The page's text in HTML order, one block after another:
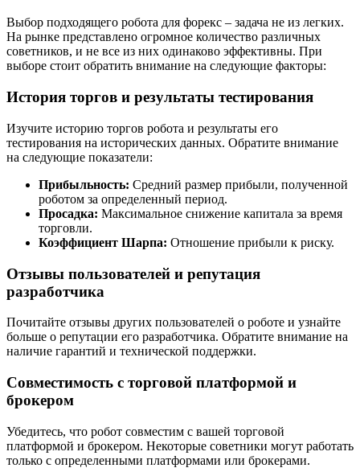
Выбор подходящего робота для форекс – задача не из легких.
На рынке представлено огромное количество различных
советников, и не все из них одинаково эффективны. При
выборе стоит обратить внимание на следующие факторы:
История торгов и результаты тестирования
Изучите историю торгов робота и результаты его
тестирования на исторических данных. Обратите внимание
на следующие показатели:
Прибыльность: Средний размер прибыли, полученной
роботом за определенный период.
Просадка: Максимальное снижение капитала за время
торговли.
Коэффициент Шарпа: Отношение прибыли к риску.
Отзывы пользователей и репутация
разработчика
Почитайте отзывы других пользователей о роботе и узнайте
больше о репутации его разработчика. Обратите внимание на
наличие гарантий и технической поддержки.
Совместимость с торговой платформой и
брокером
Убедитесь, что робот совместим с вашей торговой
платформой и брокером. Некоторые советники могут работать
только с определенными платформами или брокерами.